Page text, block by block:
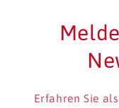
Erfahren Sie